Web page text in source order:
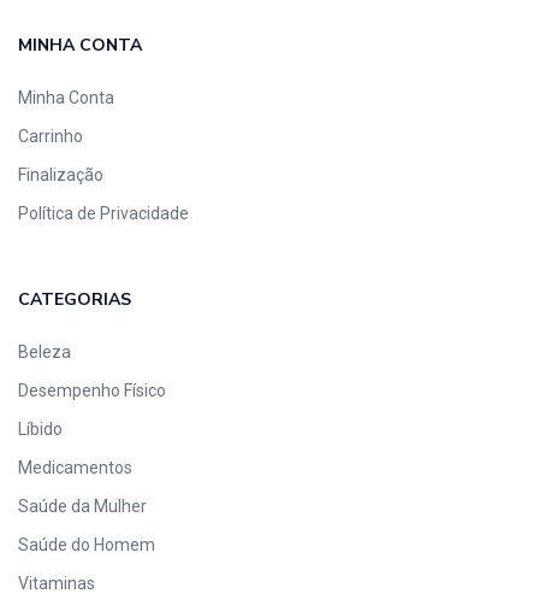
MINHA CONTA
Minha Conta
Carrinho
Finalização
Política de Privacidade
CATEGORIAS
Beleza
Desempenho Físico
Líbido
Medicamentos
Saúde da Mulher
Saúde do Homem
Vitaminas